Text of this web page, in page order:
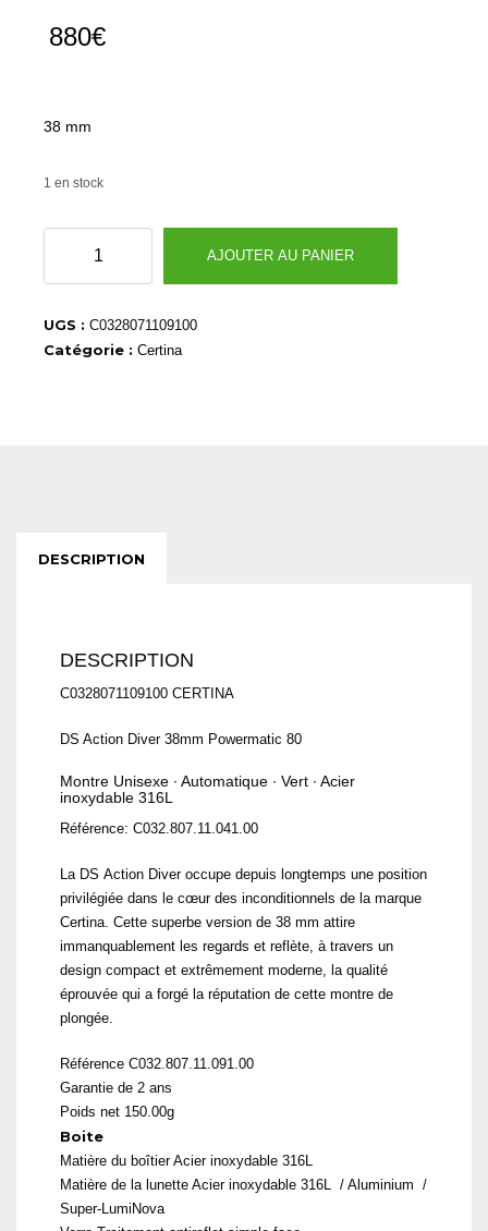
880€
38 mm
1 en stock
C0328071109100
AJOUTER AU PANIER
UGS : C0328071109100
Catégorie : Certina
DESCRIPTION
DESCRIPTION
C0328071109100 CERTINA
DS Action Diver 38mm Powermatic 80
Montre Unisexe ∙ Automatique ∙ Vert ∙ Acier
inoxydable 316L
Référence: C032.807.11.041.00
La DS Action Diver occupe depuis longtemps une position
privilégiée dans le cœur des inconditionnels de la marque
Certina. Cette superbe version de 38 mm attire
immanquablement les regards et reflète, à travers un
design compact et extrêmement moderne, la qualité
éprouvée qui a forgé la réputation de cette montre de
plongée.
Référence C032.807.11.091.00
Garantie de 2 ans
Poids net 150.00g
Boite
Matière du boîtierAcier inoxydable 316L
Matière de la lunette Acier inoxydable 316L / Aluminium /
Super-LumiNova